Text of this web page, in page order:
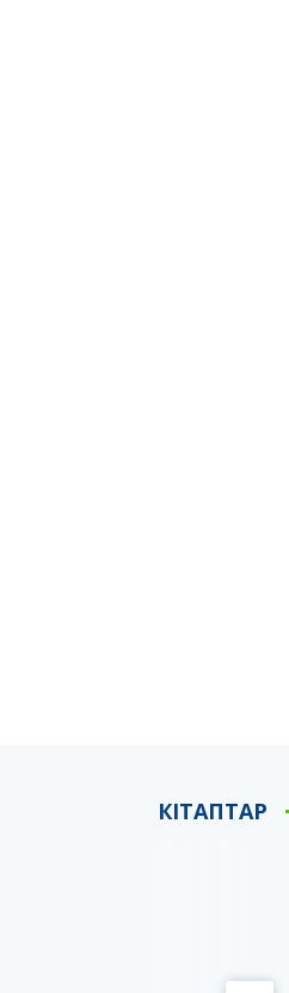
КІТАПТАР